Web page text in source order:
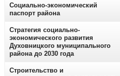
Социально-экономический
паспорт района
Стратегия социально-
экономического развития
Духовницкого муниципального
района до 2030 года
Строительство и